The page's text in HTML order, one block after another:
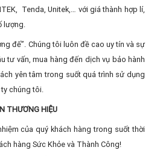
Tenda, Unitek,… với giá thành hợp lí,
lượng.
đế”. Chúng tôi luôn đề cao uy tín và sự
tư vấn, mua hàng đến dịch vụ bảo hành
yên tâm trong suốt quá trình sử dụng
chúng tôi.
THƯƠNG HIỆU
của quý khách hàng trong suốt thời
hàng Sức Khỏe và Thành Công!